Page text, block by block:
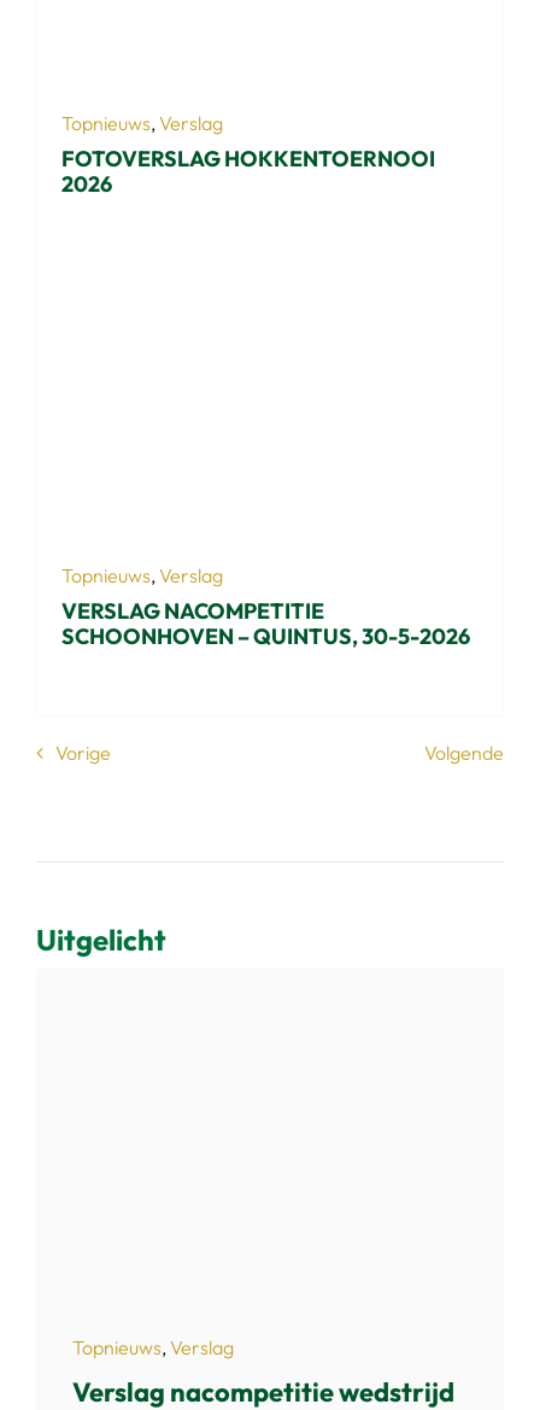
Topnieuws,Verslag
FOTOVERSLAG HOKKENTOERNOOI
2026
Topnieuws,Verslag
VERSLAG NACOMPETITIE
SCHOONHOVEN – QUINTUS, 30-5-2026
Vorige Volgende
Uitgelicht
Topnieuws, Verslag
Verslag nacompetitie wedstrijd